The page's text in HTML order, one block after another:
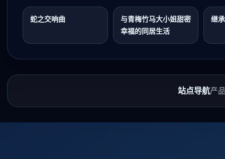
蛇之交响曲
与青梅竹马大小姐甜密
幸福的同居生活
继
站点导航产